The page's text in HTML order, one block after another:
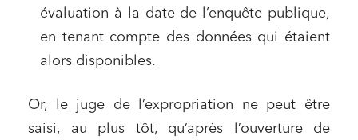
évaluation à la date de l’enquête publique,
en tenant compte des données qui étaient
alors disponibles.
Or, le juge de l’expropriation ne peut être
saisi, au plus tôt, qu’après l’ouverture de